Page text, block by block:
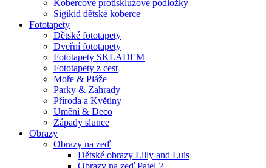
Kobercové protiskluzové podložky
Sigikid dětské koberce
Fototapety
Dětské fototapety
Dveřní fototapety
Fototapety SKLADEM
Fototapety z cest
Moře & Pláže
Parky & Zahrady
Příroda a Květiny
Umění & Deco
Západy slunce
Obrazy
Obrazy na zeď
Dětské obrazy Lilly and Luis
Obrazy na zeď Patel 2